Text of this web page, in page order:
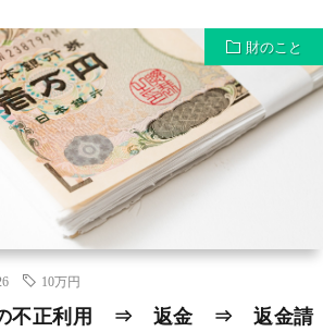
財のこと
10万円
の不正利用 ⇒ 返金 ⇒ 返金請